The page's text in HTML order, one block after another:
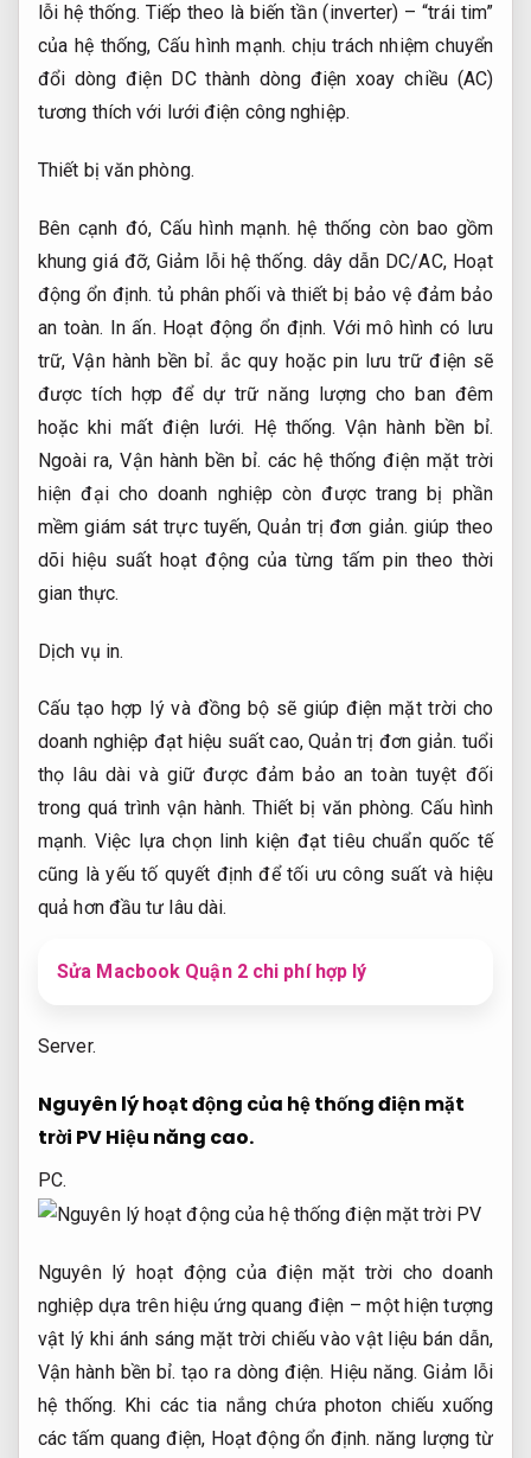
lỗi hệ thống. Tiếp theo là biến tần (inverter) – “trái tim”
của hệ thống, Cấu hình mạnh. chịu trách nhiệm chuyển
đổi dòng điện DC thành dòng điện xoay chiều (AC)
tương thích với lưới điện công nghiệp.
Thiết bị văn phòng.
Bên cạnh đó, Cấu hình mạnh. hệ thống còn bao gồm
khung giá đỡ, Giảm lỗi hệ thống. dây dẫn DC/AC, Hoạt
động ổn định. tủ phân phối và thiết bị bảo vệ đảm bảo
an toàn. In ấn. Hoạt động ổn định. Với mô hình có lưu
trữ,Vận hành bền bỉ. ắc quy hoặc pin lưu trữ điện sẽ
được tích hợp để dự trữ năng lượng cho ban đêm
hoặc khi mất điện lưới. Hệ thống. Vận hành bền bỉ.
Ngoài ra,Vận hành bền bỉ. các hệ thống điện mặt trời
hiện đại cho doanh nghiệp còn được trang bị phần
mềm giám sát trực tuyến,Quản trị đơn giản. giúp theo
dõi hiệu suất hoạt động của từng tấm pin theo thời
gian thực.
Dịch vụ in.
Cấu tạo hợp lý và đồng bộ sẽ giúp điện mặt trời cho
doanh nghiệp đạt hiệu suất cao,Quản trị đơn giản. tuổi
thọ lâu dài và giữ được đảm bảo an toàn tuyệt đối
trong quá trình vận hành. Thiết bị văn phòng. Cấu hình
mạnh. Việc lựa chọn linh kiện đạt tiêu chuẩn quốc tế
cũng là yếu tố quyết định để tối ưu công suất và hiệu
quả hơn đầu tư lâu dài.
Sửa Macbook Quận 2 chi phí hợp lý
Server.
Nguyên lý hoạt động của hệ thống điện mặt
trời PVHiệu năng cao.
PC.
Nguyên lý hoạt động của điện mặt trời cho doanh
nghiệp dựa trên hiệu ứng quang điện – một hiện tượng
vật lý khi ánh sáng mặt trời chiếu vào vật liệu bán dẫn,
Vận hành bền bỉ. tạo ra dòng điện. Hiệu năng. Giảm lỗi
hệ thống. Khi các tia nắng chứa photon chiếu xuống
các tấm quang điện, Hoạt động ổn định. năng lượng từ